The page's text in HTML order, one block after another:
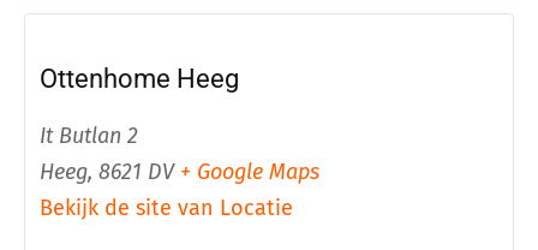
Ottenhome Heeg
It Butlan 2
Heeg, 8621 DV + Google Maps
Bekijk de site van Locatie